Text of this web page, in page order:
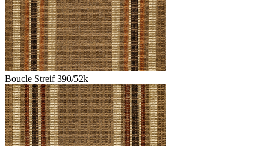
Boucle Streif 390/52k